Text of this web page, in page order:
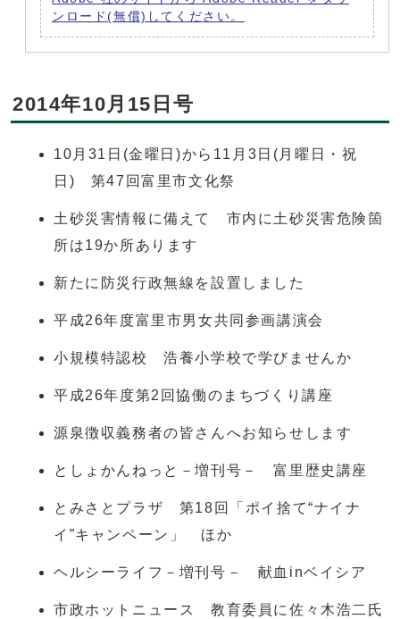
ンロード(無償)してください。
2014年10月15日号
10月31日(金曜日)から11月3日(月曜日・祝
日) 第47回富里市文化祭
土砂災害情報に備えて 市内に土砂災害危険箇
所は19か所あります
新たに防災行政無線を設置しました
平成26年度富里市男女共同参画講演会
小規模特認校 浩養小学校で学びませんか
平成26年度第2回協働のまちづくり講座
源泉徴収義務者の皆さんへお知らせします
としょかんねっと－増刊号－ 富里歴史講座
とみさとプラザ 第18回「ポイ捨て“ナイナ
イ”キャンペーン」 ほか
ヘルシーライフ－増刊号－ 献血inベイシア
市政ホットニュース 教育委員に佐々木浩二氏